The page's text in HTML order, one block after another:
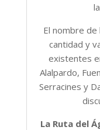
El nombre de
cantidad y
existentes
Alalpardo,
Serracines y
La Ruta del